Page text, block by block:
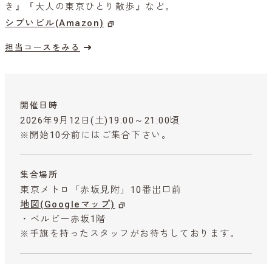
き』『大人の東京ひとり散歩』など。
シブいビル(Amazon)
担当コースをみる
開催日時
2026年9月12日(土)19:00～21:00頃
※開始10分前にはご集合下さい。
集合場所
東京メトロ「赤坂見附」10番出口前
地図(Googleマップ)
・ベルビー赤坂1階
※手旗を持ったスタッフがお待ちしております。